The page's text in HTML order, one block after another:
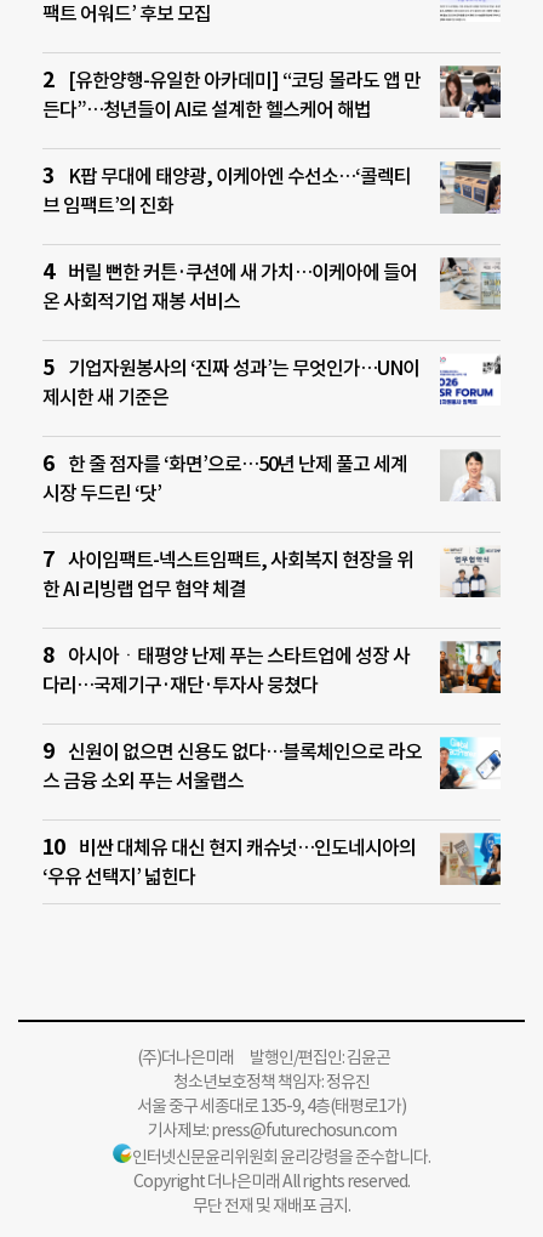
팩트 어워드’ 후보 모집
[유한양행-유일한 아카데미] “코딩 몰라도 앱 만
든다”…청년들이 AI로 설계한 헬스케어 해법
K팝 무대에 태양광, 이케아엔 수선소…‘콜렉티
브 임팩트’의 진화
버릴 뻔한 커튼·쿠션에 새 가치…이케아에 들어
온 사회적기업 재봉 서비스
기업자원봉사의 ‘진짜 성과’는 무엇인가…UN이
제시한 새 기준은
한 줄 점자를 ‘화면’으로…50년 난제 풀고 세계
시장 두드린 ‘닷’
사이임팩트-넥스트임팩트, 사회복지 현장을 위
한 AI 리빙랩 업무 협약 체결
아시아ㆍ태평양 난제 푸는 스타트업에 성장 사
다리…국제기구·재단·투자사 뭉쳤다
신원이 없으면 신용도 없다…블록체인으로 라오
스 금융 소외 푸는 서울랩스
비싼 대체유 대신 현지 캐슈넛…인도네시아의
‘우유 선택지’ 넓힌다
(주)더나은미래 발행인/편집인: 김윤곤
청소년보호정책 책임자: 정유진
서울 중구 세종대로 135-9, 4층(태평로1가)
기사제보:press@futurechosun.com
인터넷신문윤리위원회 윤리강령을 준수합니다.
Copyright 더나은미래 All rights reserved.
무단 전재 및 재배포 금지.